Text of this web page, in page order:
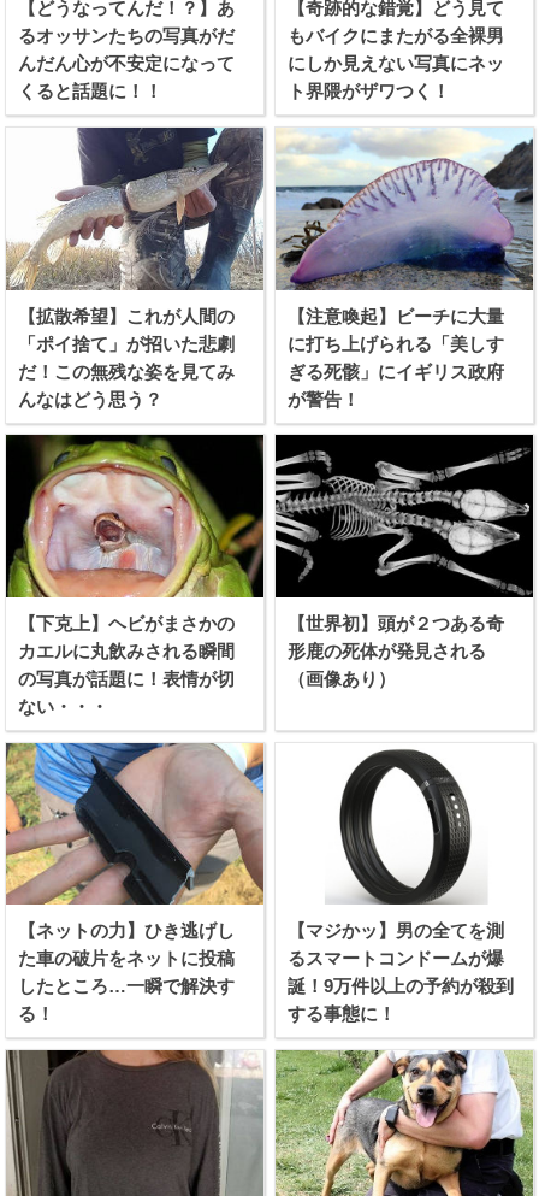
【どうなってんだ！？】あ
るオッサンたちの写真がだ
んだん心が不安定になって
くると話題に！！
【奇跡的な錯覚】どう見て
もバイクにまたがる全裸男
にしか見えない写真にネッ
ト界隈がザワつく！
【拡散希望】これが人間の
「ポイ捨て」が招いた悲劇
だ！この無残な姿を見てみ
んなはどう思う？
【注意喚起】ビーチに大量
に打ち上げられる「美しす
ぎる死骸」にイギリス政府
が警告！
【下克上】ヘビがまさかの
カエルに丸飲みされる瞬間
の写真が話題に！表情が切
ない・・・
【世界初】頭が２つある奇
形鹿の死体が発見される
（画像あり）
【ネットの力】ひき逃げし
た車の破片をネットに投稿
したところ…一瞬で解決す
る！
【マジかッ】男の全てを測
るスマートコンドームが爆
誕！9万件以上の予約が殺到
する事態に！